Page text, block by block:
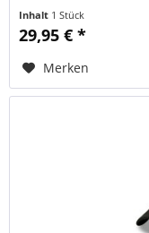
Inhalt 1 Stück
29,95 € *
Merken